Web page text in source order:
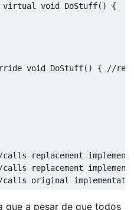
virtual void DoStuff() {
void DoStuff() {
//
replacement
replacement
original
que a pesar de que todos